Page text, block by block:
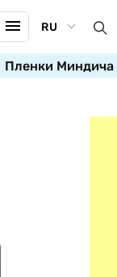
RU
Пленки Миндича